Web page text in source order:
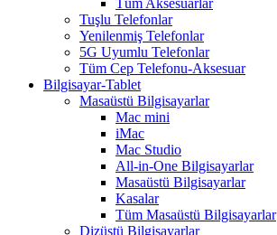
Tüm Aksesuarlar
Tuşlu Telefonlar
Yenilenmiş Telefonlar
5G Uyumlu Telefonlar
Tüm Cep Telefonu-Aksesuar
Bilgisayar-Tablet
Masaüstü Bilgisayarlar
Mac mini
iMac
Mac Studio
All-in-One Bilgisayarlar
Masaüstü Bilgisayarlar
Kasalar
Tüm Masaüstü Bilgisayarlar
Dizüstü Bilgisayarlar